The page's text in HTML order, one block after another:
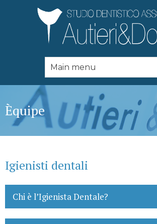
main
content
Èquipe
Igienisti dentali
Chi è l’Igienista Dentale?